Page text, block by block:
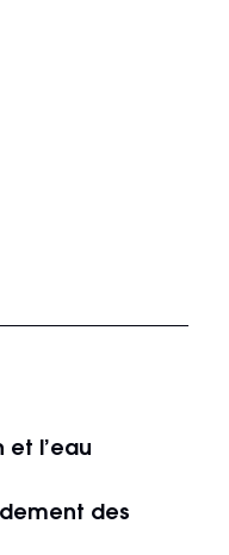
l’eau
des